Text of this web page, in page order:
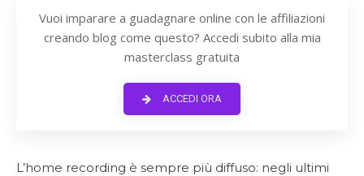
Vuoi imparare a guadagnare online con le affiliazioni
creando blog come questo? Accedi subito alla mia
masterclass gratuita
ACCEDI ORA
L’home recording è sempre più diffuso: negli ultimi